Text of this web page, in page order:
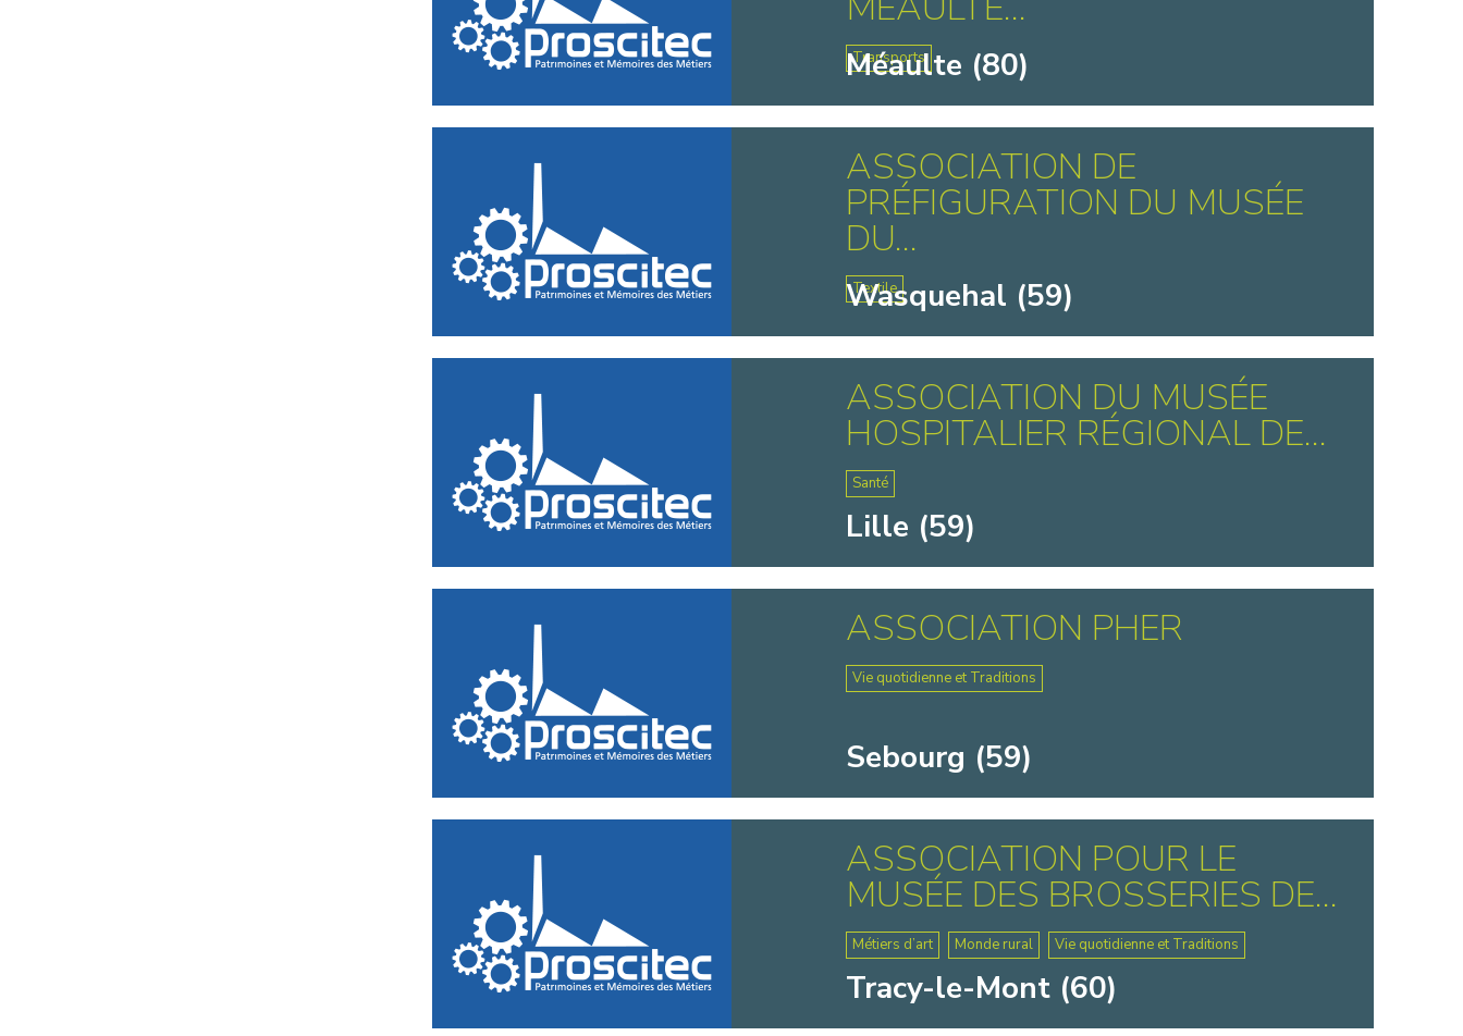
Transports
Méaulte (80)
ASSOCIATION DE
PRÉFIGURATION DU MUSÉE
DU...
Textile
Wasquehal (59)
ASSOCIATION DU MUSÉE
HOSPITALIER RÉGIONAL DE...
Santé
Lille (59)
ASSOCIATION PHER
Vie quotidienne et Traditions
Sebourg (59)
ASSOCIATION POUR LE
MUSÉE DES BROSSERIES DE...
Métiers d’art Monde rural Vie quotidienne et Traditions
Tracy-le-Mont (60)